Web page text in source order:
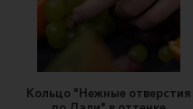
Кольцо "Нежные отверстия